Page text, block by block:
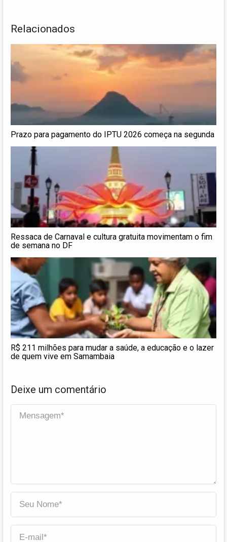
Relacionados
Prazo para pagamento do IPTU 2026 começa na segunda
Ressaca de Carnaval e cultura gratuita movimentam o fim
de semana no DF
R$ 211 milhões para mudar a saúde, a educação e o lazer
de quem vive em Samambaia
Deixe um comentário